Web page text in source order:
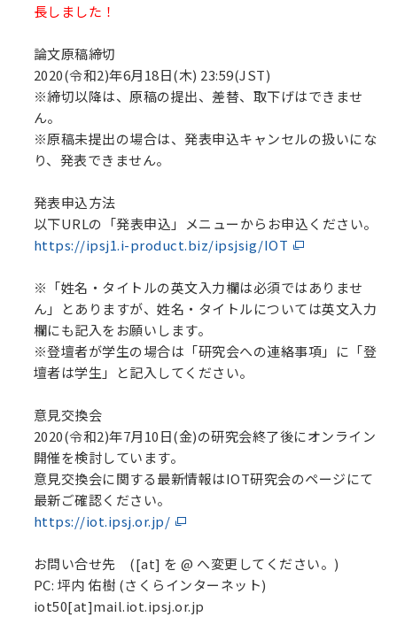
長しました！
論文原稿締切
2020(令和2)年6月18日(木) 23:59(JST)
※締切以降は、原稿の提出、差替、取下げはできませ
ん。
※原稿未提出の場合は、発表申込キャンセルの扱いにな
り、発表できません。
発表申込方法
以下URLの「発表申込」メニューからお申込ください。
https://ipsj1.i-product.biz/ipsjsig/IOT
※「姓名・タイトルの英文入力欄は必須ではありませ
ん」とありますが、姓名・タイトルについては英文入力
欄にも記入をお願いします。
※登壇者が学生の場合は「研究会への連絡事項」に「登
壇者は学生」と記入してください。
意見交換会
2020(令和2)年7月10日(金)の研究会終了後にオンライン
開催を検討しています。
意見交換会に関する最新情報はIOT研究会のページにて
最新ご確認ください。
https://iot.ipsj.or.jp/
お問い合せ先 ([at] を @ へ変更してください。)
PC: 坪内 佑樹 (さくらインターネット)
iot50[at]mail.iot.ipsj.or.jp